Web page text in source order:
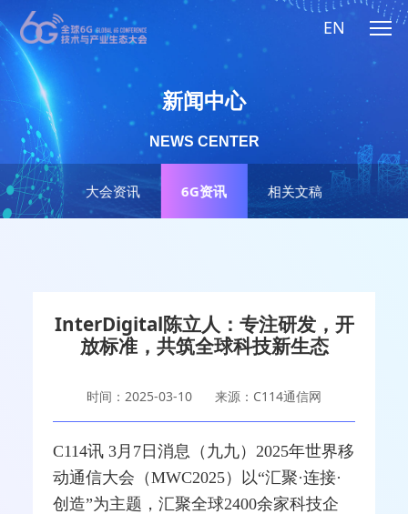
EN
大会资讯 6G资讯 相关文稿
新闻中心
NEWS CENTER
InterDigital陈立人：专注研发，开
放标准，共筑全球科技新生态
时间：2025-03-10 来源：C114通信网
C114讯 3月7日消息（九九）2025年世界移
动通信大会（MWC2025）以“汇聚·连接·
创造”为主题，汇聚全球2400余家科技企